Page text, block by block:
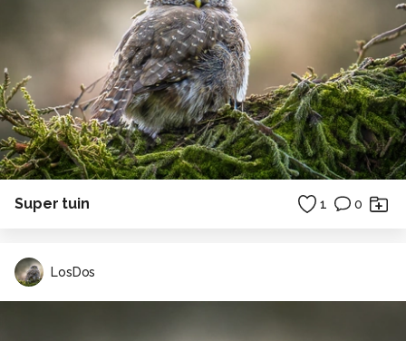
Super tuin 1 0
LosDos